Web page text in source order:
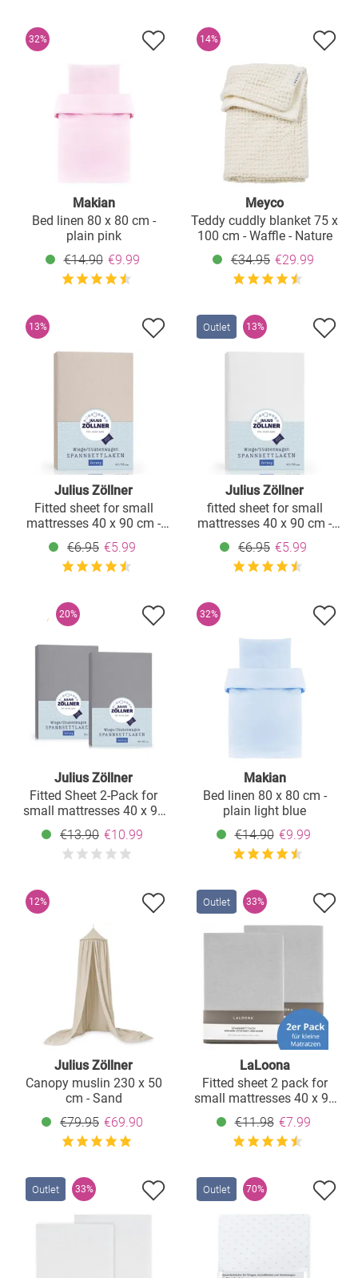
32%
Makian
Bed linen 80 x 80 cm -
plain pink
€14.90 €9.99
14%
Meyco
Teddy cuddly blanket 75 x
100 cm - Waffle - Nature
€34.95 €29.99
13%
Julius Zöllner
Fitted sheet for small
mattresses 40 x 90 cm -
Shell
€6.95 €5.99
Outlet 13%
Julius Zöllner
fitted sheet for small
mattresses 40 x 90 cm -
white
€6.95 €5.99
20%
Julius Zöllner
Fitted Sheet 2-Pack for
small mattresses 40 x 90
cm - Anthracite
€13.90 €10.99
32%
Makian
Bed linen 80 x 80 cm -
plain light blue
€14.90 €9.99
12%
Julius Zöllner
Canopy muslin 230 x 50
cm - Sand
€79.95 €69.90
Outlet 33%
LaLoona
Fitted sheet 2 pack for
small mattresses 40 x 90
cm - Light gray
€11.98 €7.99
Outlet 33% Outlet 70%